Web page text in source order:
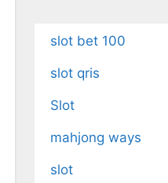
slot bet 100
slot qris
Slot
mahjong ways
slot